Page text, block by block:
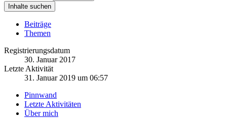
Inhalte suchen
Beiträge
Themen
Registrierungsdatum
30. Januar 2017
Letzte Aktivität
31. Januar 2019 um 06:57
Pinnwand
Letzte Aktivitäten
Über mich